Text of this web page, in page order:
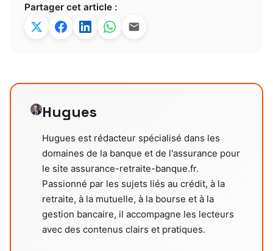
Partager cet article :
Hugues
Hugues est rédacteur spécialisé dans les
domaines de la banque et de l'assurance pour
le site assurance-retraite-banque.fr.
Passionné par les sujets liés au crédit, à la
retraite, à la mutuelle, à la bourse et à la
gestion bancaire, il accompagne les lecteurs
avec des contenus clairs et pratiques.